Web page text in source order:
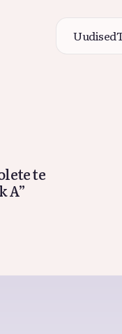
Uudised
Uudised
te
A”